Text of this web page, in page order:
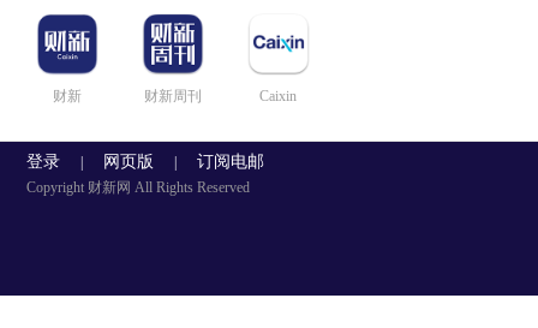
财新 财新周刊 Caixin
登录 | 网页版 | 订阅电邮
Copyright 财新网 All Rights Reserved